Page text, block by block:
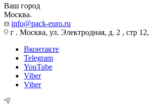
Ваш город
Москва
info@pack-euro.ru
г . Москва, ул. Электродная, д. 2 , стр
Вконтакте
Telegram
YouTube
Viber
Viber